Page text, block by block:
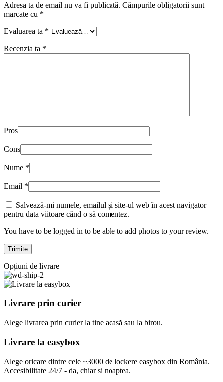
Adresa ta de email nu va fi publicată. Câmpurile obligatorii sunt
marcate cu *
Evaluarea ta *
Recenzia ta *
Pros
Cons
Nume *
Email *
Salvează-mi numele, emailul și site-ul web în acest navigator
pentru data viitoare când o să comentez.
You have to be logged in to be able to add photos to your review.
Opțiuni de livrare
Livrare prin curier
Alege livrarea prin curierla tine acasă sau la birou.
Livrare la easybox
Alege oricare dintre cele ~3000 de lockere easybox din România.
Accesibilitate 24/7 - da, chiar si noaptea.